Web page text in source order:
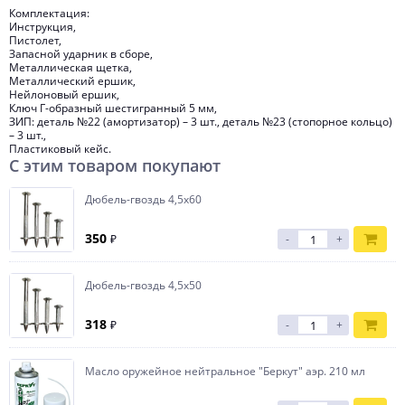
Комплектация:
Инструкция,
Пистолет,
Запасной ударник в сборе,
Металлическая щетка,
Металлический ершик,
Нейлоновый ершик,
Ключ Г-образный шестигранный 5 мм,
ЗИП: деталь №22 (амортизатор) – 3 шт., деталь №23 (стопорное кольцо)
– 3 шт.,
Пластиковый кейс.
С этим товаром покупают
Дюбель-гвоздь 4,5х60
350 ₽ - +
Дюбель-гвоздь 4,5х50
318 ₽ - +
Масло оружейное нейтральное "Беркут" аэр. 210 мл